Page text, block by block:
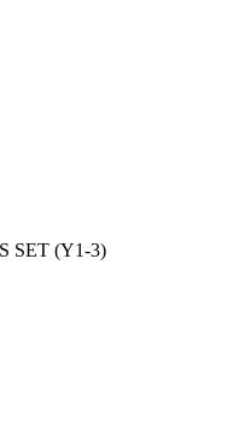
SET (Y1-3)